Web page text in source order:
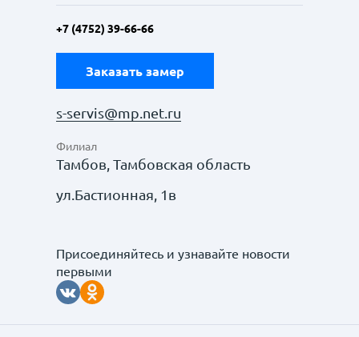
+7 (4752) 39-66-66
Заказать замер
s-servis@mp.net.ru
Филиал
Тамбов, Тамбовская область
ул.Бастионная, 1в
Присоединяйтесь и узнавайте новости
первыми